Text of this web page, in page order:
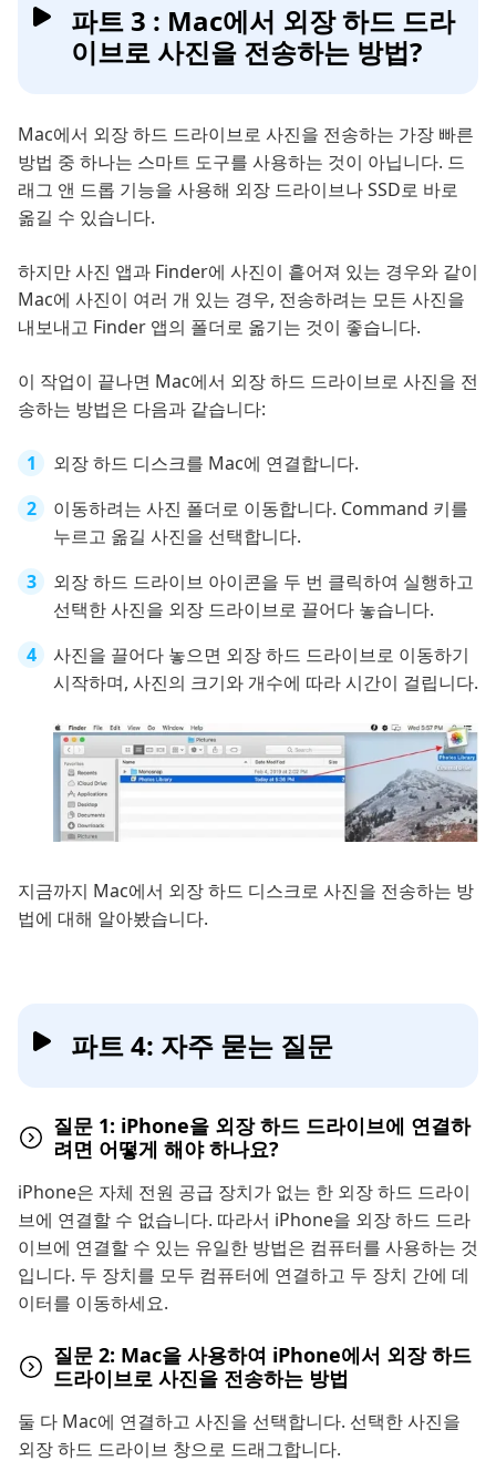
파트 3 : Mac에서 외장 하드 드라
이브로 사진을 전송하는 방법?
Mac에서 외장 하드 드라이브로 사진을 전송하는 가장 빠른
방법 중 하나는 스마트 도구를 사용하는 것이 아닙니다. 드
래그 앤 드롭 기능을 사용해 외장 드라이브나 SSD로 바로
옮길 수 있습니다.
하지만 사진 앱과 Finder에 사진이 흩어져 있는 경우와 같이
Mac에 사진이 여러 개 있는 경우, 전송하려는 모든 사진을
내보내고 Finder 앱의 폴더로 옮기는 것이 좋습니다.
이 작업이 끝나면 Mac에서 외장 하드 드라이브로 사진을 전
송하는 방법은 다음과 같습니다:
외장 하드 디스크를 Mac에 연결합니다.
이동하려는 사진 폴더로 이동합니다. Command 키를
누르고 옮길 사진을 선택합니다.
외장 하드 드라이브 아이콘을 두 번 클릭하여 실행하고
선택한 사진을 외장 드라이브로 끌어다 놓습니다.
사진을 끌어다 놓으면 외장 하드 드라이브로 이동하기
시작하며, 사진의 크기와 개수에 따라 시간이 걸립니다.
지금까지 Mac에서 외장 하드 디스크로 사진을 전송하는 방
법에 대해 알아봤습니다.
파트 4: 자주 묻는 질문
질문 1: iPhone을 외장 하드 드라이브에 연결하
려면 어떻게 해야 하나요?
iPhone은 자체 전원 공급 장치가 없는 한 외장 하드 드라이
브에 연결할 수 없습니다. 따라서 iPhone을 외장 하드 드라
이브에 연결할 수 있는 유일한 방법은 컴퓨터를 사용하는 것
입니다. 두 장치를 모두 컴퓨터에 연결하고 두 장치 간에 데
이터를 이동하세요.
질문 2: Mac을 사용하여 iPhone에서 외장 하드
드라이브로 사진을 전송하는 방법
둘 다 Mac에 연결하고 사진을 선택합니다. 선택한 사진을
외장 하드 드라이브 창으로 드래그합니다.